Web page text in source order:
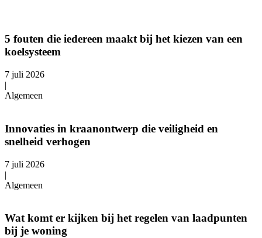
5 fouten die iedereen maakt bij het kiezen van een
koelsysteem
7 juli 2026
|
Algemeen
Innovaties in kraanontwerp die veiligheid en
snelheid verhogen
7 juli 2026
|
Algemeen
Wat komt er kijken bij het regelen van laadpunten
bij je woning